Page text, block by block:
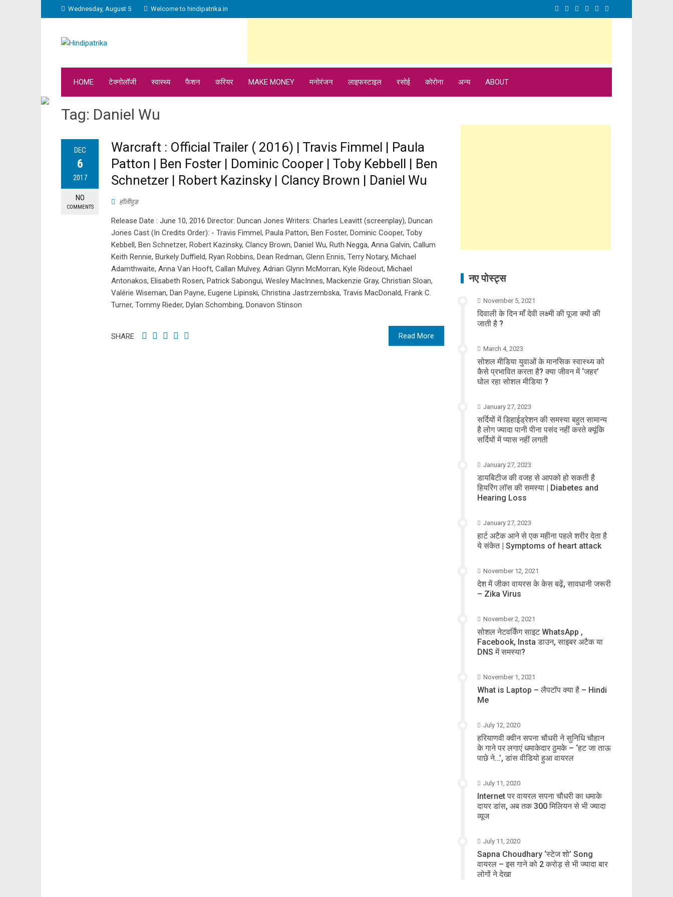
Wednesday, August 5 Welcome to hindipatrika.in
HOME टेक्नोलॉजी स्वास्थ्य फैशन करियर MAKE MONEY मनोरंजन लाइफस्टाइल रसोई कोरोना अन्य ABOUT
Tag: Daniel Wu
DEC
6
2017
NO
COMMENTS
Warcraft : Official Trailer ( 2016) | Travis Fimmel | Paula
Patton | Ben Foster | Dominic Cooper | Toby Kebbell | Ben
Schnetzer | Robert Kazinsky | Clancy Brown | Daniel Wu
हॉलीवुड
Release Date : June 10, 2016 Director: Duncan Jones Writers: Charles Leavitt (screenplay), Duncan
Jones Cast (In Credits Order): - Travis Fimmel, Paula Patton, Ben Foster, Dominic Cooper, Toby
Kebbell, Ben Schnetzer, Robert Kazinsky, Clancy Brown, Daniel Wu, Ruth Negga, Anna Galvin, Callum
Keith Rennie, Burkely Duffield, Ryan Robbins, Dean Redman, Glenn Ennis, Terry Notary, Michael
Adamthwaite, Anna Van Hooft, Callan Mulvey, Adrian Glynn McMorran, Kyle Rideout, Michael
Antonakos, Elisabeth Rosen, Patrick Sabongui, Wesley MacInnes, Mackenzie Gray, Christian Sloan,
Valérie Wiseman, Dan Payne, Eugene Lipinski, Christina Jastrzembska, Travis MacDonald, Frank C.
Turner, Tommy Rieder, Dylan Schombing, Donavon Stinson
Read More
SHARE
नए पोस्ट्स
November 5, 2021
दिवाली के दिन माँ देवी लक्ष्मी की पूजा क्यों की
जाती है ?
March 4, 2023
सोशल मीडिया युवाओं के मानसिक स्वास्थ्य को
कैसे प्रभावित करता है? क्या जीवन में ‘जहर’
घोल रहा सोशल मीडिया ?
January 27, 2023
सर्दियों में डिहाईड्रेशन की समस्या बहुत सामान्य
है लोग ज्यादा पानी पीना पसंद नहीं करते क्यूंकि
सर्दियों में प्यास नहीं लगती
January 27, 2023
डायबिटीज की वजह से आपको हो सकती है
हियरिंग लॉस की समस्या | Diabetes and
Hearing Loss
January 27, 2023
हार्ट अटैक आने से एक महीना पहले शरीर देता है
ये संकेत | Symptoms of heart attack
November 12, 2021
देश में जीका वायरस के केस बढ़ें, सावधानी जरूरी
– Zika Virus
November 2, 2021
सोशल नेटवर्किंग साइट WhatsApp ,
Facebook, Insta डाउन, साइबर अटैक या
DNS में समस्या?
November 1, 2021
What is Laptop – लैपटॉप क्या है – Hindi
Me
July 12, 2020
हरियाणवी क्वीन सपना चौधरी ने सुनिधि चौहान
के गाने पर लगाएं धमाकेदार ठुमके – ‘हट जा ताऊ
पाछे ने…’, डांस वीडियो हुआ वायरल
July 11, 2020
Internet पर वायरल सपना चौधरी का धमाके
दायर डांस, अब तक 300 मिलियन से भी ज्यादा
व्यूज
July 11, 2020
Sapna Choudhary ‘स्टेज शो’ Song
वायरल – इस गाने को 2 करोड़ से भी ज्यादा बार
लोगों ने देखा